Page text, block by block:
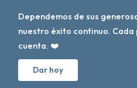
Dependemos de sus
nuestro éxito continuo.
cuenta. ❤️
Dar hoy